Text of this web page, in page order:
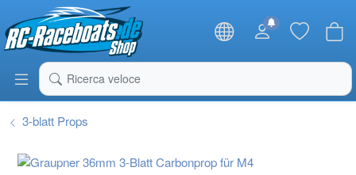
Ricerca veloce
3-blatt Props